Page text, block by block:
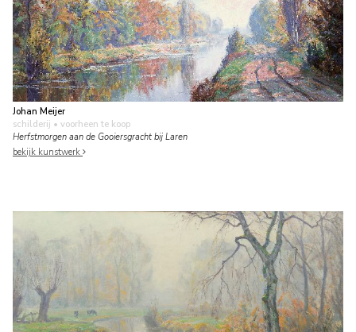
Johan Meijer
schilderij • voorheen te koop
Herfstmorgen aan de Gooiersgracht bij Laren
bekijk kunstwerk